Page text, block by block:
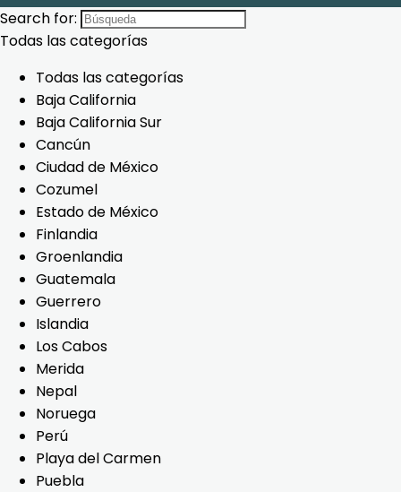
Search for:
Todas las categorías
Todas las categorías
Baja California
Baja California Sur
Cancún
Ciudad de México
Cozumel
Estado de México
Finlandia
Groenlandia
Guatemala
Guerrero
Islandia
Los Cabos
Merida
Nepal
Noruega
Perú
Playa del Carmen
Puebla